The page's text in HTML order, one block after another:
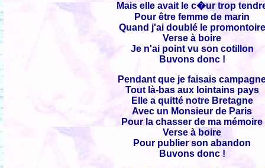
Mais elle avait le c�ur trop
Pour être femme de marin
Quand j'ai doublé le promontoire
Verse à boire
Je n'ai point vu son cotillon
Buvons donc !
Pendant que je faisais
Tout là-bas aux lointains pays
Elle a quitté notre Bretagne
Avec un Monsieur de Paris
Pour la chasser de ma mémoire
Verse à boire
Pour publier son abandon
Buvons donc !